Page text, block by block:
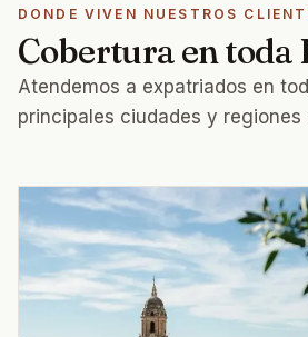
DONDE VIVEN NUESTROS
Cobertura en toda
Atendemos a expatriados en
principales ciudades y regiones